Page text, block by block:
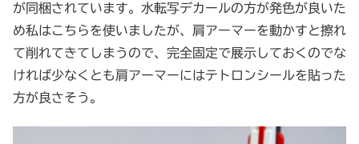
が同梱されています。水転写デカールの方が発色が良いた
め私はこちらを使いましたが、肩アーマーを動かすと擦れ
て削れてきてしまうので、完全固定で展示しておくのでな
ければ少なくとも肩アーマーにはテトロンシールを貼った
方が良さそう。